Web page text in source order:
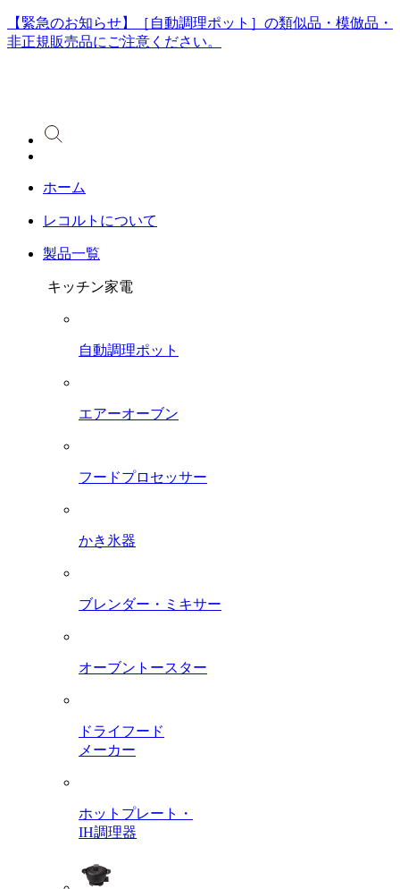
【緊急のお知らせ】［自動調理ポット］の類似品・模倣品・
非正規販売品にご注意ください。
ホーム
レコルトについて
製品一覧
キッチン家電
自動調理ポット
エアーオーブン
フードプロセッサー
かき氷器
ブレンダー・ミキサー
オーブントースター
ドライフード
メーカー
ホットプレート・
IH調理器